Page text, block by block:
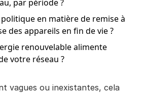
par période ?
en matière de remise à
des appareils en fin de vie ?
renouvelable alimente
votre réseau ?
vagues ou inexistantes, cela